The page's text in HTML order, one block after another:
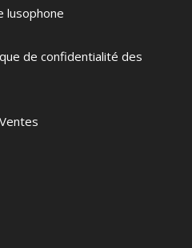
lusophone
de confidentialité des